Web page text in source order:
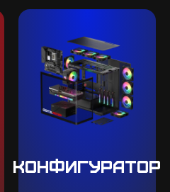
Конфигуратор